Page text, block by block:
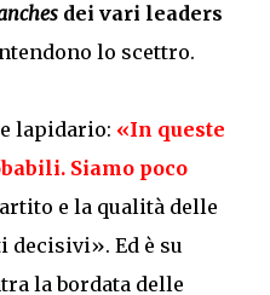
dei vari leaders
lo scettro.
lapidario: «In queste
Siamo poco
e la qualità delle
decisivi». Ed è su
la bordata delle